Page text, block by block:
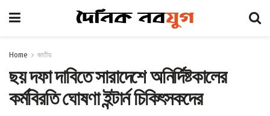
Home জাতীয়
ছয় দফা দাবিতে সারাদেশে অনির্দিষ্টকালের
কর্মবিরতি ঘোষণা ইন্টার্ন চিকিৎসকদের